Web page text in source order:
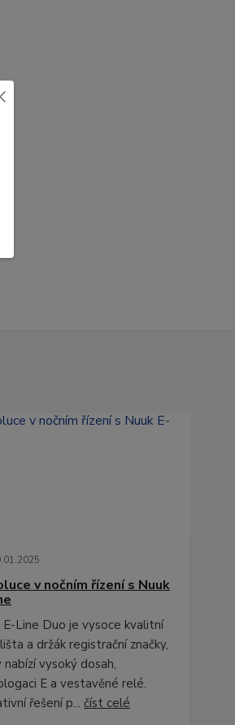
.01.2025
v nočním řízení s Nuuk
E-Line Duo je vysoce kvalitní
a držák registrační značky,
vysoký dosah,
E a vestavěné relé.
řešení p...číst celé